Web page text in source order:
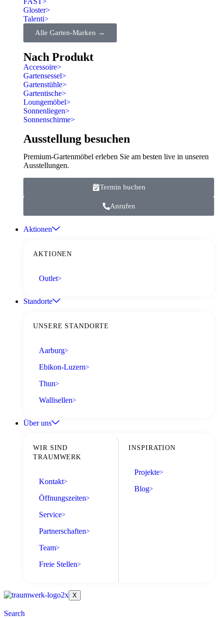
Gloster>
Talenti>
Alle Garten-Marken →
Nach Produkt
Accessoire>
Gartensessel>
Gartenstühle>
Gartentische>
Loungemöbel>
Sonnenliegen>
Sonnenschirme>
Ausstellung besuchen
Premium-Gartenmöbel erleben Sie am besten live in unseren
Ausstellungen.
Termin buchen
Anrufen
Aktionen
AKTIONEN
Outlet>
Standorte
UNSERE STANDORTE
Aarburg>
Ebikon-Luzern>
Thun>
Wallisellen>
Über uns
WIR SIND
TRAUMWERK
Kontakt>
Öffnungszeiten>
Service>
Partnerschaften>
Team>
Freie Stellen>
INSPIRATION
Projekte>
Blog>
X
Search